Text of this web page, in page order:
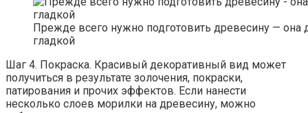
Прежде всего нужно подготовить древесину —
гладкой
Шаг 4. Покраска. Красивый декоративный вид может
получиться в результате золочения, покраски,
патирования и прочих эффектов. Если нанести
несколько слоев морилки на древесину, можно